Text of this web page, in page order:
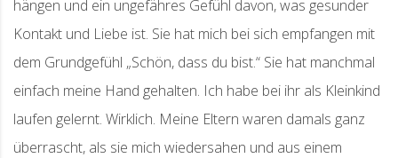
hängen und ein ungefähres Gefühl davon, was gesunder
Kontakt und Liebe ist. Sie hat mich bei sich empfangen mit
dem Grundgefühl „Schön, dass du bist.“ Sie hat manchmal
einfach meine Hand gehalten. Ich habe bei ihr als Kleinkind
laufen gelernt. Wirklich. Meine Eltern waren damals ganz
überrascht, als sie mich wiedersahen und aus einem